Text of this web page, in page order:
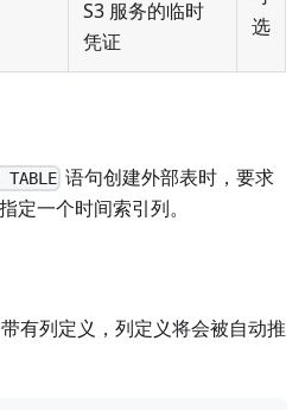
S3 服务的临时
凭证
选
TABLE 语句创建外部表时，要求
定一个时间索引列。
有列定义，列定义将会被自动推